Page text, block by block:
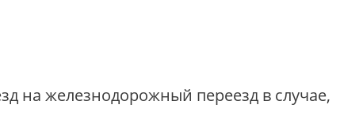
на железнодорожный переезд в случае,